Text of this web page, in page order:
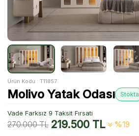
Ürün Kodu : T11857
Molivo Yatak Odası Stokta
Vade Farksız 9 Taksit Fırsatı
270.000TL 219.500TL %19